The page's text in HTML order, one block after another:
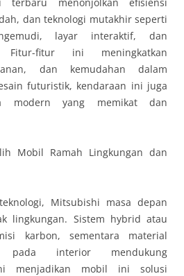
dan teknologi mutakhir seperti
layar interaktif, dan
Fitur-fitur ini meningkatkan
dan kemudahan dalam
futuristik, kendaraan ini juga
modern yang memikat dan
Mobil Ramah Lingkungan dan
Mitsubishi masa depan
lingkungan. Sistem hybrid atau
karbon, sementara material
pada interior mendukung
menjadikan mobil ini solusi